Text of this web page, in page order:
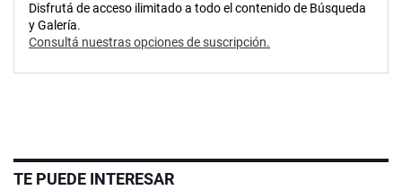
Disfrutá de acceso ilimitado a todo el contenido de Búsqueda
y Galería.
Consultá nuestras opciones de suscripción.
TE PUEDE INTERESAR